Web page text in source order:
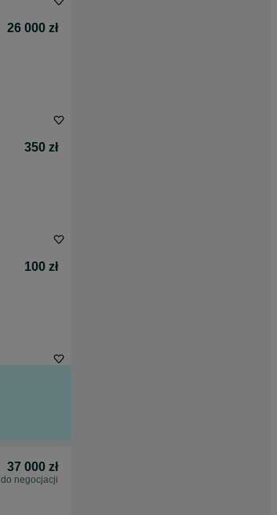
26 000 zł
350 zł
100 zł
37 000 zł
do negocjacji